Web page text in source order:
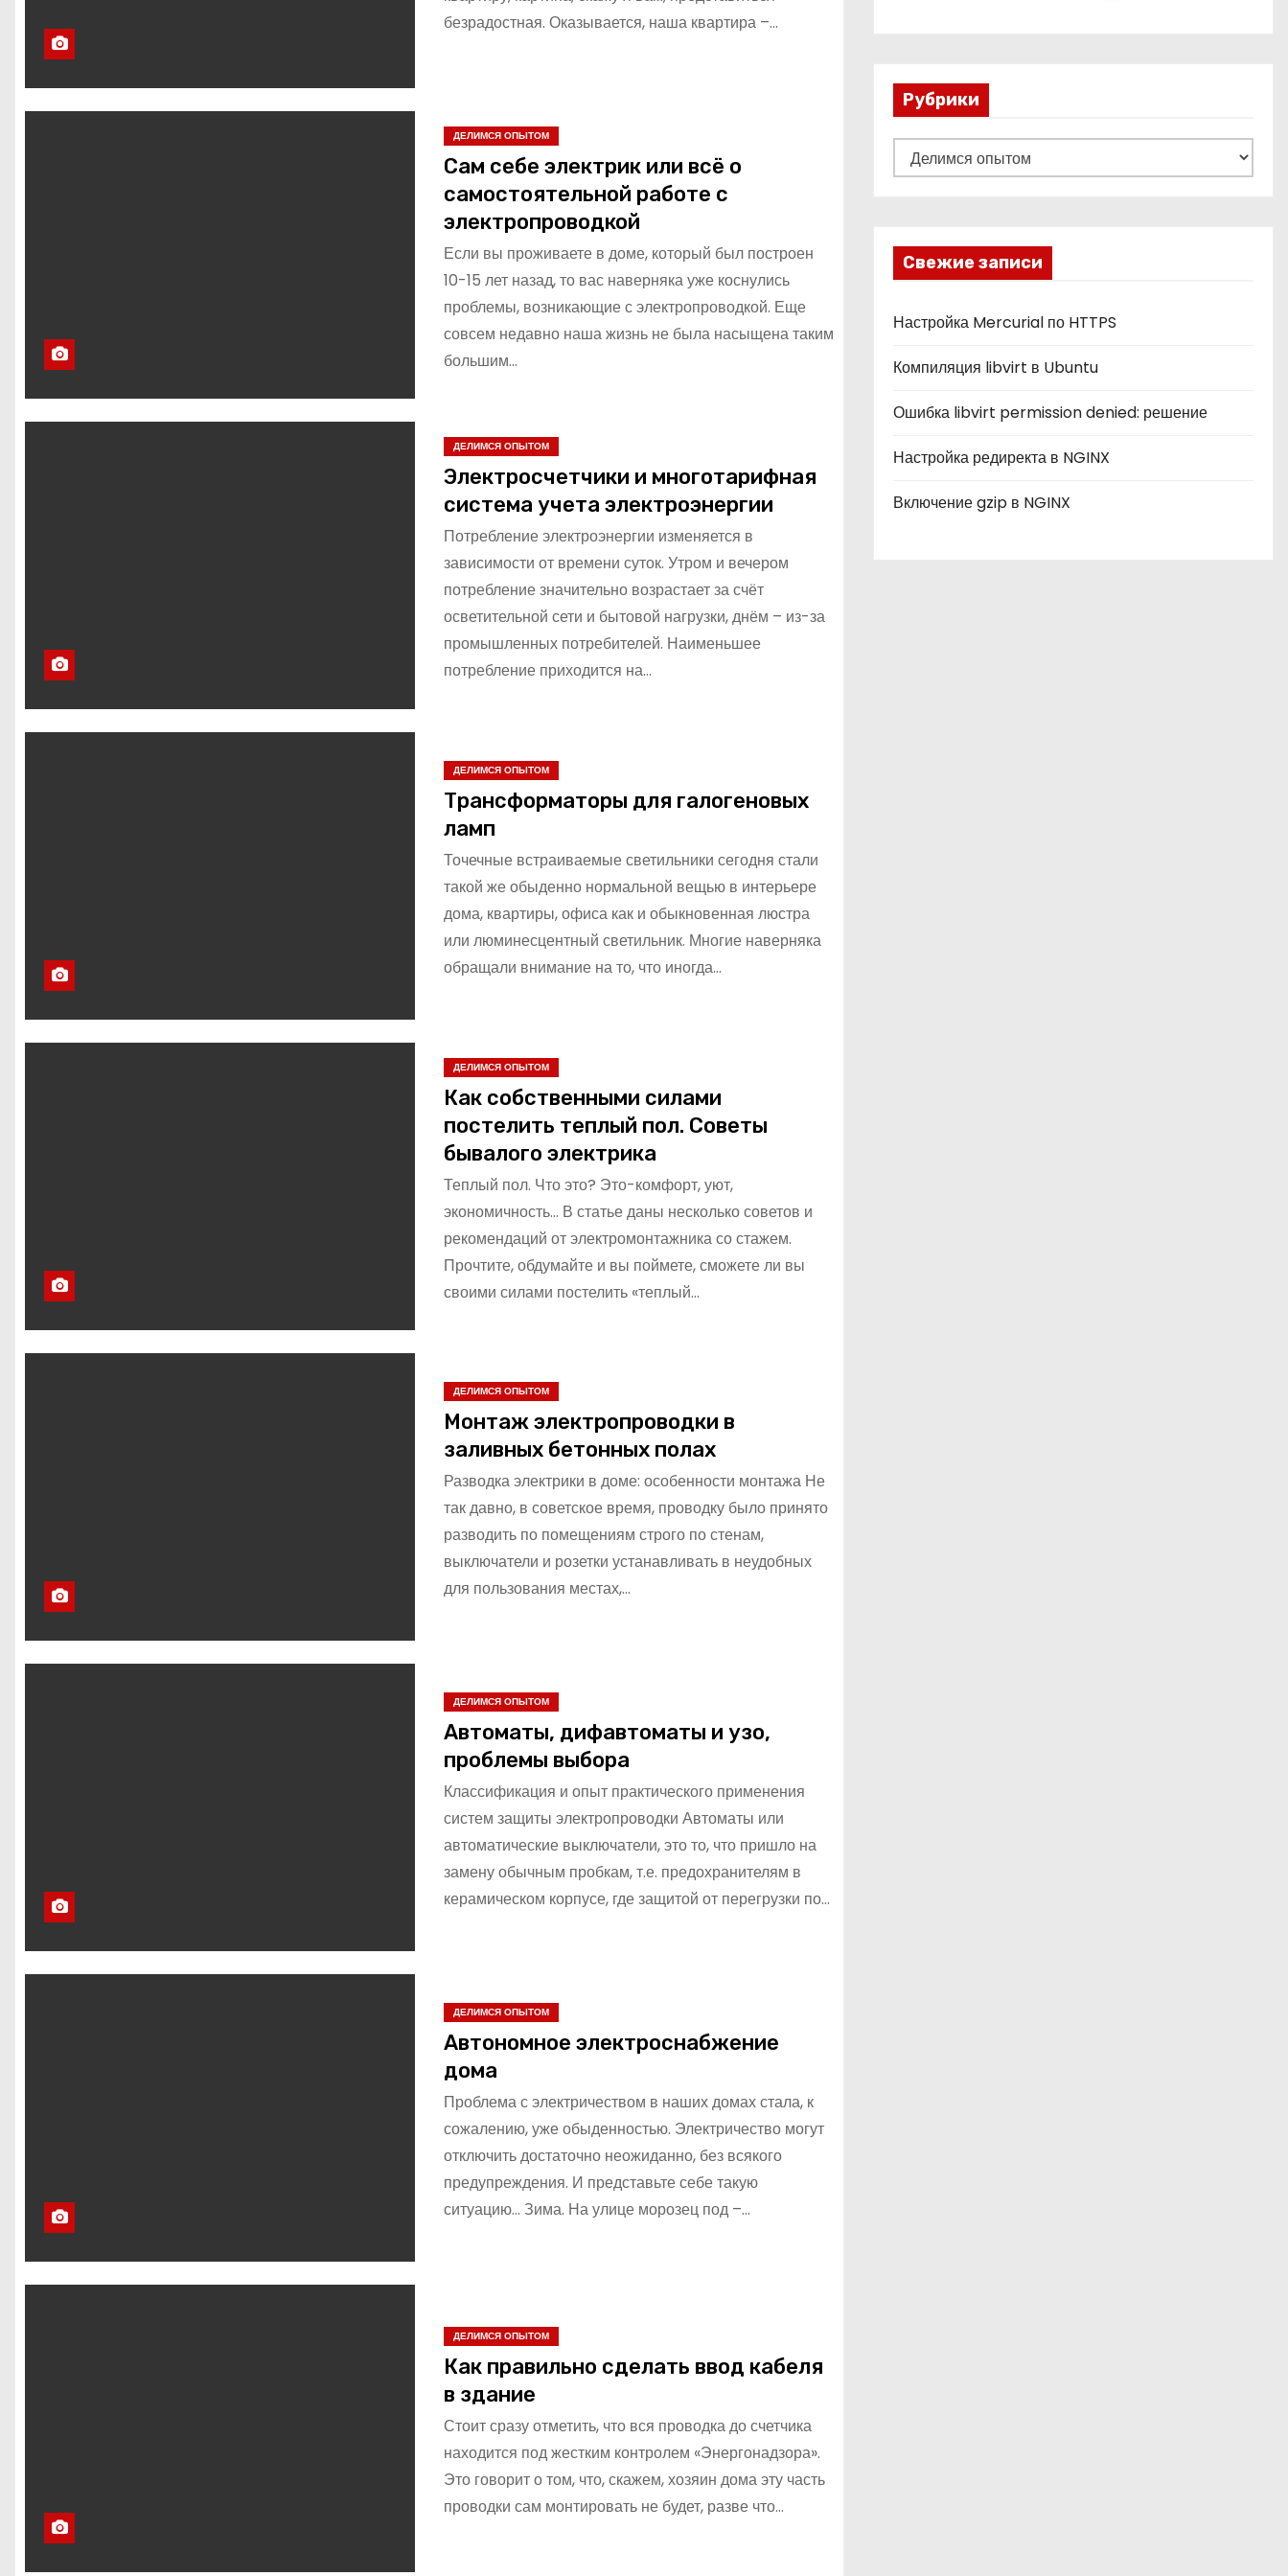
безрадостная. Оказывается, наша квартира –…
ДЕЛИМСЯ ОПЫТОМ
Сам себе электрик или всё о
самостоятельной работе с
электропроводкой
Если вы проживаете в доме, который был построен
10-15 лет назад, то вас наверняка уже коснулись
проблемы, возникающие с электропроводкой. Еще
совсем недавно наша жизнь не была насыщена таким
большим…
ДЕЛИМСЯ ОПЫТОМ
Электросчетчики и многотарифная
система учета электроэнергии
Потребление электроэнергии изменяется в
зависимости от времени суток. Утром и вечером
потребление значительно возрастает за счёт
осветительной сети и бытовой нагрузки, днём – из-за
промышленных потребителей. Наименьшее
потребление приходится на…
ДЕЛИМСЯ ОПЫТОМ
Трансформаторы для галогеновых
ламп
Точечные встраиваемые светильники сегодня стали
такой же обыденно нормальной вещью в интерьере
дома, квартиры, офиса как и обыкновенная люстра
или люминесцентный светильник. Многие наверняка
обращали внимание на то, что иногда…
ДЕЛИМСЯ ОПЫТОМ
Как собственными силами
постелить теплый пол. Советы
бывалого электрика
Теплый пол. Что это? Это-комфорт, уют,
экономичность… В статье даны несколько советов и
рекомендаций от электромонтажника со стажем.
Прочтите, обдумайте и вы поймете, сможете ли вы
своими силами постелить «теплый…
ДЕЛИМСЯ ОПЫТОМ
Монтаж электропроводки в
заливных бетонных полах
Разводка электрики в доме: особенности монтажа Не
так давно, в советское время, проводку было принято
разводить по помещениям строго по стенам,
выключатели и розетки устанавливать в неудобных
для пользования местах,…
ДЕЛИМСЯ ОПЫТОМ
Автоматы, дифавтоматы и узо,
проблемы выбора
Классификация и опыт практического применения
систем защиты электропроводки Автоматы или
автоматические выключатели, это то, что пришло на
замену обычным пробкам, т.е. предохранителям в
керамическом корпусе, где защитой от перегрузки по…
ДЕЛИМСЯ ОПЫТОМ
Автономное электроснабжение
дома
Проблема с электричеством в наших домах стала, к
сожалению, уже обыденностью. Электричество могут
отключить достаточно неожиданно, без всякого
предупреждения. И представьте себе такую
ситуацию… Зима. На улице морозец под –…
ДЕЛИМСЯ ОПЫТОМ
Как правильно сделать ввод кабеля
в здание
Стоит сразу отметить, что вся проводка до счетчика
находится под жестким контролем «Энергонадзора».
Это говорит о том, что, скажем, хозяин дома эту часть
проводки сам монтировать не будет, разве что…
Рубрики
у
к
и
Свежие записи
Настройка Mercurial по HTTPS
Компиляция libvirt в Ubuntu
Ошибка libvirt permission denied: решение
Настройка редиректа в NGINX
Включение gzip в NGINX